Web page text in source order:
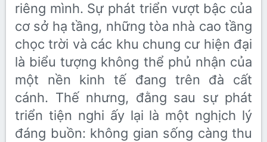
riêng mình. Sự phát triển vượt bậc của
cơ sở hạ tầng, những tòa nhà cao tầng
chọc trời và các khu chung cư hiện đại
là biểu tượng không thể phủ nhận của
một nền kinh tế đang trên đà cất
cánh. Thế nhưng, đằng sau sự phát
triển tiện nghi ấy lại là một nghịch lý
đáng buồn: không gian sống càng thu